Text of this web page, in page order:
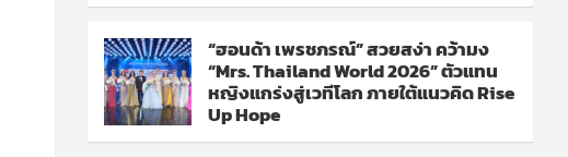
“ฮอนด้า เพรชภรณ์” สวยสง่า คว้ามง
“Mrs. Thailand World 2026” ตัวแทน
หญิงแกร่งสู่เวทีโลก ภายใต้แนวคิด Rise
Up Hope